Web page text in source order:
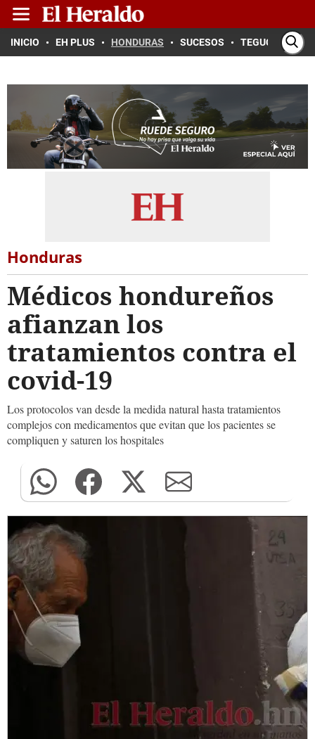
INICIO EH PLUS HONDURAS SUCESOS TEGUCIGALPA
Honduras
Médicos hondureños
afianzan los
tratamientos contra el
covid-19
Los protocolos van desde la medida natural hasta tratamientos
complejos con medicamentos que evitan que los pacientes se
compliquen y saturen los hospitales